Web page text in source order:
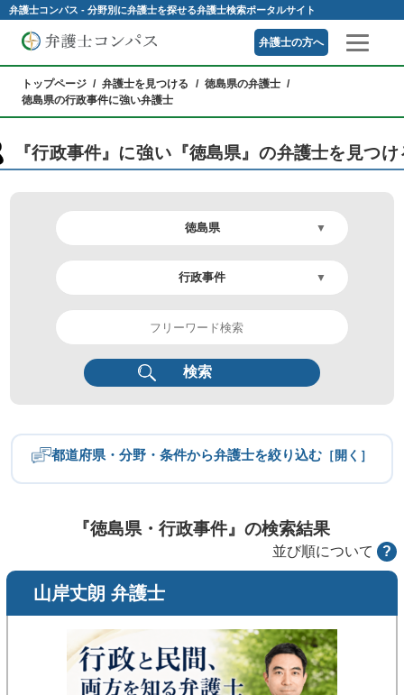
弁護士コンパス - 分野別に弁護士を探せる弁護士検索ポータルサイト
弁護士の方へ
トップページ 弁護士を見つける
徳島県の弁護士
徳島県の行政事件に強い弁護士
『行政事件』に強い『徳島県』の弁護士を見つ
検索
都道府県・分野・条件から弁護士を絞り込む ［開く］
北海道・東北 関東
中国
九州・沖縄
『徳島県・行政事件』の検索結果
並び順について ?
山岸丈朗 弁護士